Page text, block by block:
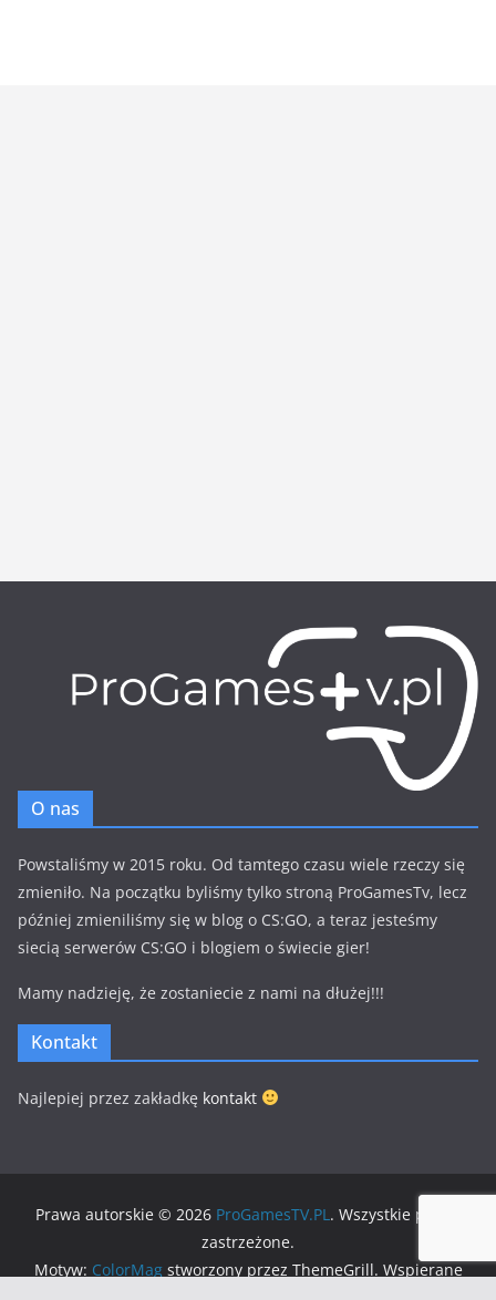
O nas
Powstaliśmy w 2015 roku. Od tamtego czasu wiele rzeczy się
zmieniło. Na początku byliśmy tylko stroną ProGamesTv, lecz
później zmieniliśmy się w blog o CS:GO, a teraz jesteśmy
siecią serwerów CS:GO i blogiem o świecie gier!
Mamy nadzieję, że zostaniecie z nami na dłużej!!!
Kontakt
Najlepiej przez zakładkę kontakt
Prawa autorskie © 2026 ProGamesTV.PL . Wszystkie prawa
zastrzeżone.
Motyw: ColorMagstworzony przez ThemeGrill. Wspierane